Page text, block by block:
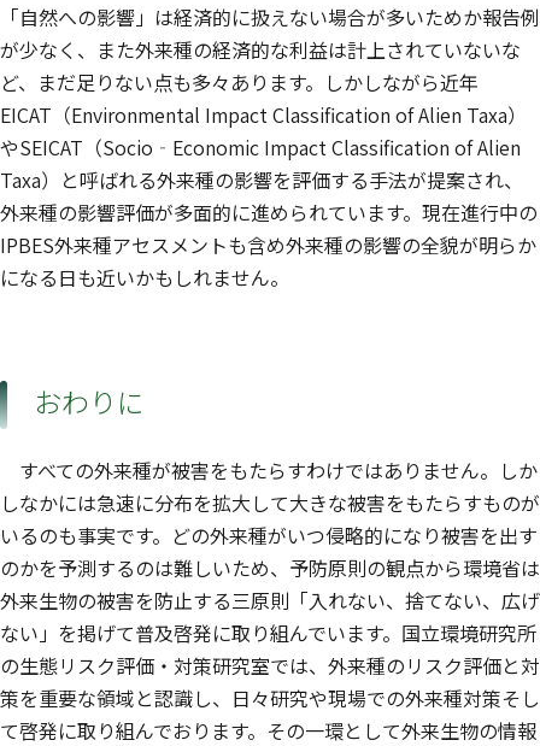
「自然への影響」は経済的に扱えない場合が多いためか報告例
が少なく、また外来種の経済的な利益は計上されていないな
ど、まだ足りない点も多々あります。しかしながら近年
EICAT（Environmental Impact Classification of Alien Taxa）
やSEICAT（Socio‐Economic Impact Classification of Alien
Taxa）と呼ばれる外来種の影響を評価する手法が提案され、
外来種の影響評価が多面的に進められています。現在進行中の
IPBES外来種アセスメントも含め外来種の影響の全貌が明らか
になる日も近いかもしれません。
おわりに
すべての外来種が被害をもたらすわけではありません。しか
しなかには急速に分布を拡大して大きな被害をもたらすものが
いるのも事実です。どの外来種がいつ侵略的になり被害を出す
のかを予測するのは難しいため、予防原則の観点から環境省は
外来生物の被害を防止する三原則「入れない、捨てない、広げ
ない」を掲げて普及啓発に取り組んでいます。国立環境研究所
の生態リスク評価・対策研究室では、外来種のリスク評価と対
策を重要な領域と認識し、日々研究や現場での外来種対策そし
て啓発に取り組んでおります。その一環として外来生物の情報